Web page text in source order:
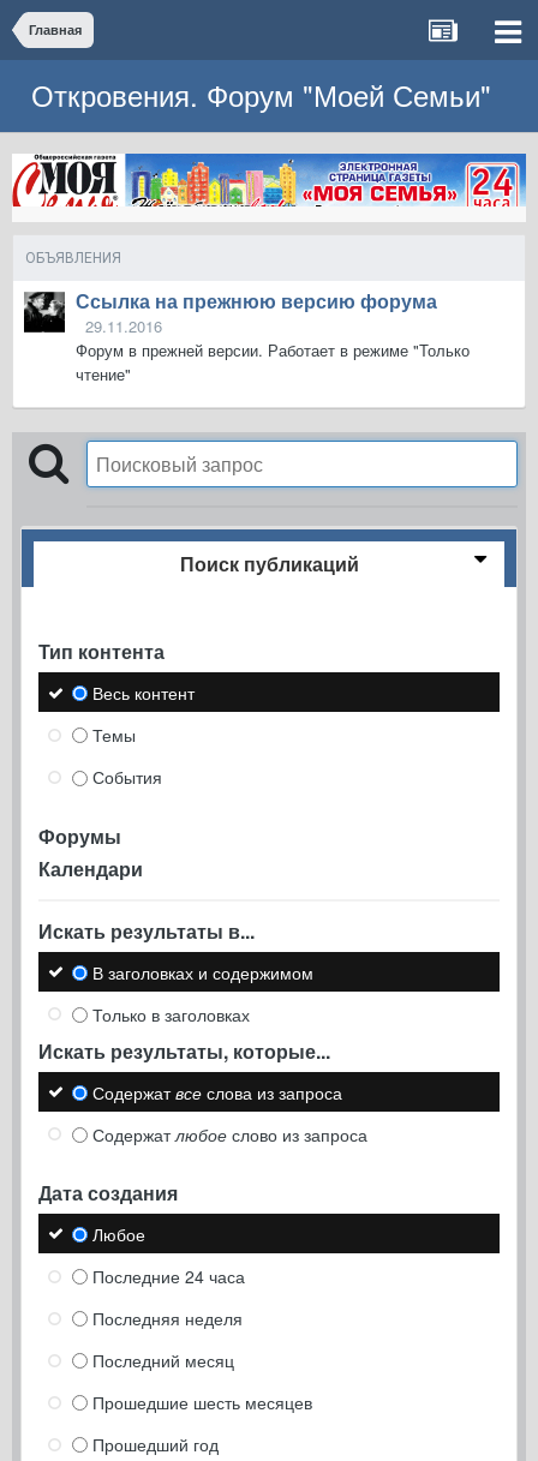
Главная
Откровения. Форум "Моей Семьи"
ОБЪЯВЛЕНИЯ
Ссылка на прежнюю версию форума
29.11.2016
Форум в прежней версии. Работает в режиме "Только
чтение"
Поиск публикаций
Тип контента
Весь контент
Темы
События
Форумы
Календари
Искать результаты в...
В заголовках и содержимом
Только в заголовках
Искать результаты, которые...
Содержатвсе слова из запроса
Содержатлюбое слово из запроса
Дата создания
Любое
Последние 24 часа
Последняя неделя
Последний месяц
Прошедшие шесть месяцев
Прошедший год